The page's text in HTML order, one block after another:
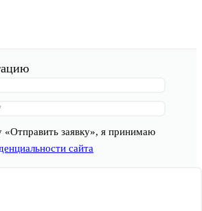
заявку», я принимаю
сайта